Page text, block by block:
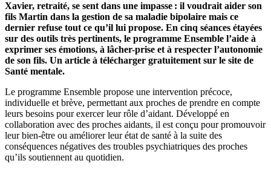
Xavier, retraité, se sent dans une impasse : il voudrait aider son
fils Martin dans la gestion de sa maladie bipolaire mais ce
dernier refuse tout ce qu’il lui propose. En cinq séances étayées
sur des outils très pertinents, le programme Ensemble l’aide à
exprimer ses émotions, à lâcher-prise et à respecter l’autonomie
de son fils. Un article à télécharger gratuitement sur le site de
Santé mentale.
Le programme Ensemble propose une intervention précoce,
individuelle et brève, permettant aux proches de prendre en compte
leurs besoins pour exercer leur rôle d’aidant. Développé en
collaboration avec des proches aidants, il est conçu pour promouvoir
leur bien-être ou améliorer leur état de santé à la suite des
conséquences négatives des troubles psychiatriques des proches
qu’ils soutiennent au quotidien.